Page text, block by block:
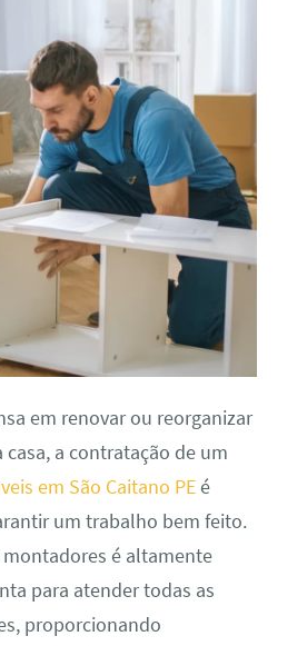
em renovar ou reorganizar
casa, a contratação de um
em São Caitano PEé
um trabalho bem feito.
montadores é altamente
para atender todas as
proporcionando